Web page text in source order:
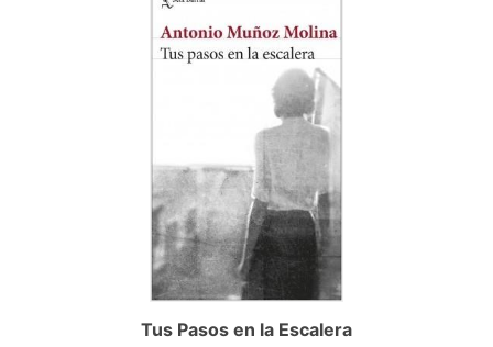
Tus Pasos en la Escalera